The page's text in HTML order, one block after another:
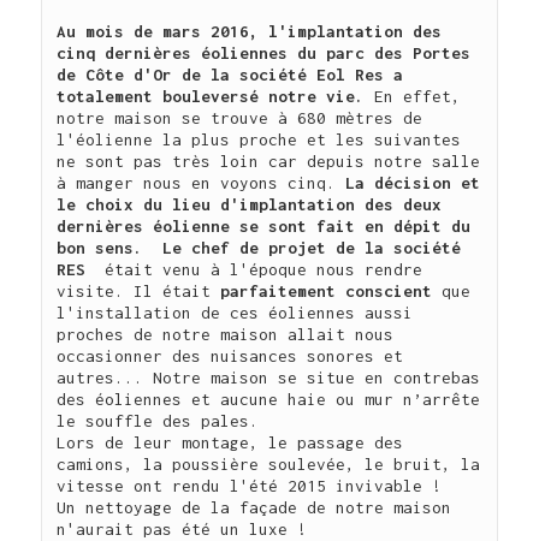
Au mois de mars 2016, l'implantation des
cinq dernières éoliennes du parc des Portes
de Côte d'Or de la société Eol Res a
totalement bouleversé notre vie.
En effet,
notre maison se trouve à 680 mètres de
l'éolienne la plus proche et les suivantes
ne sont pas très loin car depuis notre salle
à manger nous en voyons cinq. La décision et
le choix du lieu d'implantation des deux
dernières éolienne se sont fait en dépit du
bon sens.
Le chef de projet de la société
RES était venu à l'époque nous rendre
visite. Il était parfaitement conscient que
l'installation de ces éoliennes aussi
proches de notre maison allait nous
occasionner des nuisances sonores et
autres... Notre maison se situe en contrebas
des éoliennes et aucune haie ou mur n’arrête
le souffle des pales.
Lors de leur montage, le passage des
camions, la poussière soulevée, le bruit, la
vitesse ont rendu l'été 2015 invivable !
Un nettoyage de la façade de notre maison
n'aurait pas été un luxe !